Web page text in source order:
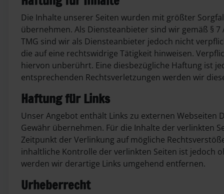
Die Inhalte unserer Seiten wurden mit größter
übernehmen. Als Diensteanbieter sind wir gemäß §
TMG sind wir als Diensteanbieter jedoch nicht
die auf eine rechtswidrige Tätigkeit hinweisen.
hiervon unberührt. Eine diesbezügliche Haftung ist
entsprechenden Rechtsverletzungen werden wir
Haftung für Links
Unser Angebot enthält Links zu externen Webseiten
Gewähr übernehmen. Für die Inhalte der verlinkten
Zeitpunkt der Verlinkung auf mögliche
inhaltliche Kontrolle der verlinkten Seiten ist jedoch
werden wir derartige Links umgehend entfernen.
Urheberrecht